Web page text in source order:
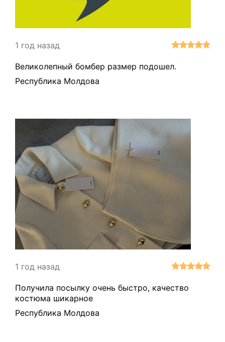
1 год назад
Великолепный бомбер размер подошел.
Республика Молдова
1 год назад
Получила посылку очень быстро, качество
костюма шикарное
Республика Молдова